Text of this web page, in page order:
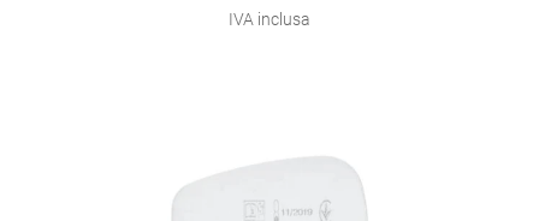
IVA inclusa